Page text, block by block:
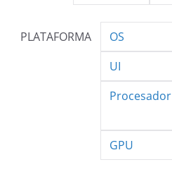
PLATAFORMA OS
UI
Procesador
GPU